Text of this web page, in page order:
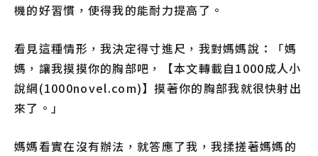
機的好習慣，使得我的能耐力提高了。
看見這種情形，我決定得寸進尺，我對媽媽說：「媽
媽，讓我摸摸你的胸部吧，【本文轉載自1000成人小
說網(1000novel.com)】摸著你的胸部我就很快射出
來了。」
媽媽看實在沒有辦法，就答應了我，我揉搓著媽媽的